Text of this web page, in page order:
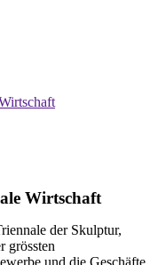
Wirtschaft
der Skulptur,
grössten
und die Geschäfte